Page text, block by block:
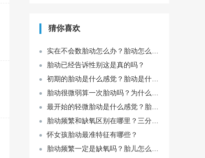
猜你喜欢
胎动已经告诉性别这是真的吗？
怀女孩胎动最准特征有哪些？